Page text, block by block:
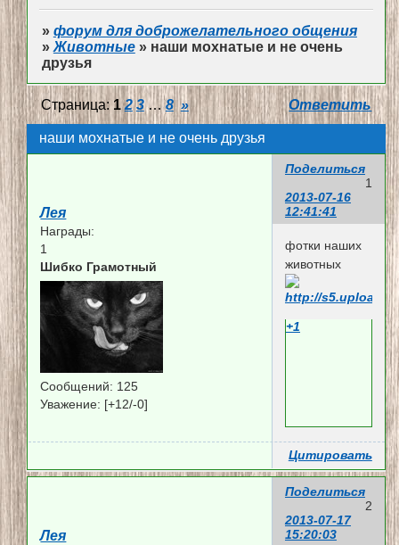
» форум для доброжелательного общения
» Животные » наши мохнатые и не очень
друзья
наши мохнатые и не очень друзья
Страница:1 2 3 … 8 » Ответить
Поделиться
1
2013-07-16
12:41:41
Лея
Награды:
1
Шибко Грамотный
Сообщений: 125
Уважение: [+12/-0]
фотки наших
животных
+1
Цитировать
Поделиться
2
2013-07-17
15:20:03
Лея